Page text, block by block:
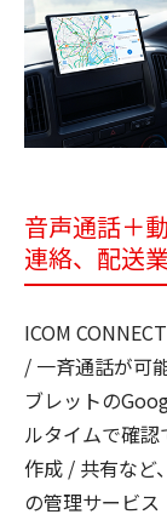
音声通話＋
連絡、配送
ICOM
/ 一斉通話が可
ブレットの
ルタイムで確
作成 / 共有など
の管理サービス